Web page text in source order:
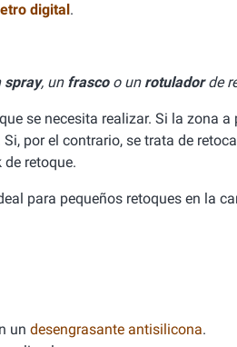
digital.
spray, un frascoo un rotuladorde
se necesita realizar. Si la zona
por el contrario, se trata de
retoque.
para pequeños retoques en la
un desengrasante antisilicona.